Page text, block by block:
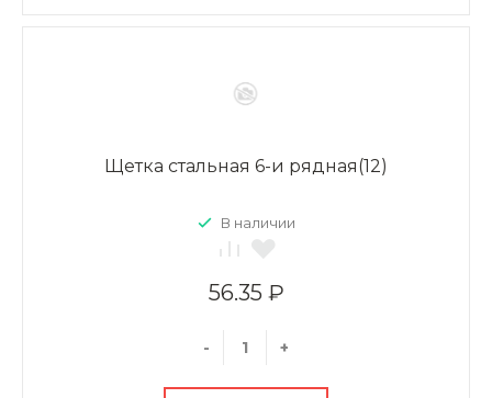
Щетка стальная 6-и рядная(12)
В наличии
56.35 ₽
- +